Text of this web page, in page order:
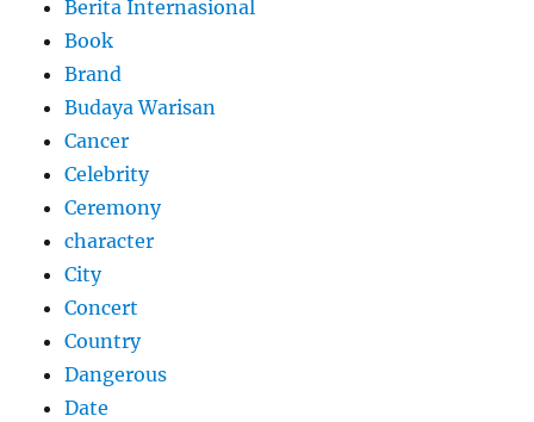
Berita Internasional
Book
Brand
Budaya Warisan
Cancer
Celebrity
Ceremony
character
City
Concert
Country
Dangerous
Date